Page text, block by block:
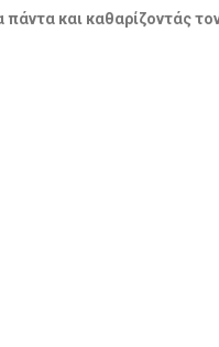
πάντα και καθαρίζοντάς